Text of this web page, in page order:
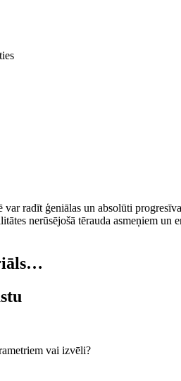
radīt ģeniālas un absolūti
nerūsējošā tērauda asmeņiem
vai izvēli?